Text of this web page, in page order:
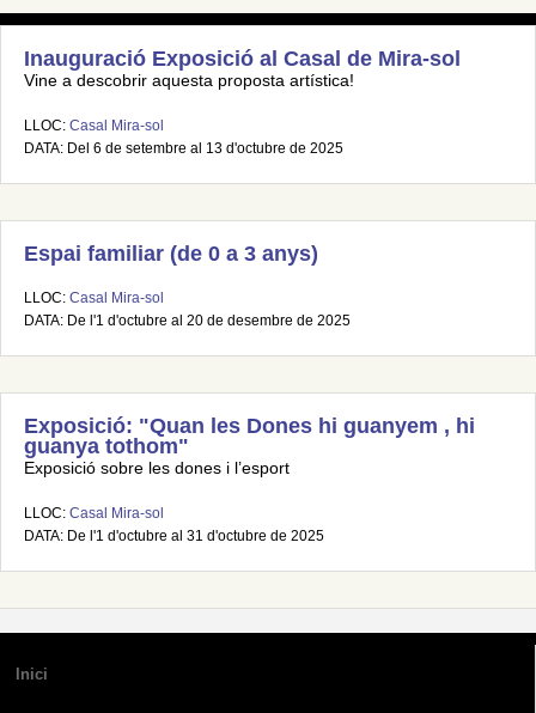
Inauguració Exposició al Casal de Mira-sol
Vine a descobrir aquesta proposta artística!
LLOC: Casal Mira-sol
DATA: Del 6 de setembre al 13 d'octubre de 2025
Espai familiar (de 0 a 3 anys)
LLOC: Casal Mira-sol
DATA: De l'1 d'octubre al 20 de desembre de 2025
Exposició: "Quan les Dones hi guanyem , hi
guanya tothom"
Exposició sobre les dones i l’esport
LLOC: Casal Mira-sol
DATA: De l'1 d'octubre al 31 d'octubre de 2025
Inici